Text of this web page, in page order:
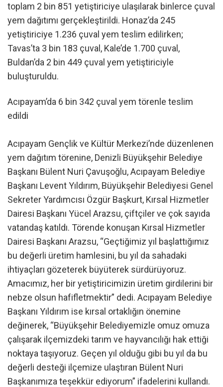
toplam 2 bin 851 yetiştiriciye ulaşılarak binlerce çuval
yem dağıtımı gerçekleştirildi. Honaz’da 245
yetiştiriciye 1.236 çuval yem teslim edilirken;
Tavas’ta 3 bin 183 çuval, Kale’de 1.700 çuval,
Buldan’da 2 bin 449 çuval yem yetiştiriciyle
buluşturuldu.
Acıpayam’da 6 bin 342 çuval yem törenle teslim
edildi
Acıpayam Gençlik ve Kültür Merkezi’nde düzenlenen
yem dağıtım törenine, Denizli Büyükşehir Belediye
Başkanı Bülent Nuri Çavuşoğlu, Acıpayam Belediye
Başkanı Levent Yıldırım, Büyükşehir Belediyesi Genel
Sekreter Yardımcısı Özgür Başkurt, Kırsal Hizmetler
Dairesi Başkanı Yücel Arazsu, çiftçiler ve çok sayıda
vatandaş katıldı. Törende konuşan Kırsal Hizmetler
Dairesi Başkanı Arazsu, “Geçtiğimiz yıl başlattığımız
bu değerli üretim hamlesini, bu yıl da sahadaki
ihtiyaçları gözeterek büyüterek sürdürüyoruz.
Amacımız, her bir yetiştiricimizin üretim girdilerini bir
nebze olsun hafifletmektir” dedi. Acıpayam Belediye
Başkanı Yıldırım ise kırsal ortaklığın önemine
değinerek, “Büyükşehir Belediyemizle omuz omuza
çalışarak ilçemizdeki tarım ve hayvancılığı hak ettiği
noktaya taşıyoruz. Geçen yıl olduğu gibi bu yıl da bu
değerli desteği ilçemize ulaştıran Bülent Nuri
Başkanımıza teşekkür ediyorum” ifadelerini kullandı.